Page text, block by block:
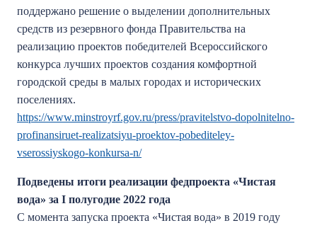
поддержано решение о выделении дополнительных
средств из резервного фонда Правительства на
реализацию проектов победителей Всероссийского
конкурса лучших проектов создания комфортной
городской среды в малых городах и исторических
поселениях.
https://www.minstroyrf.gov.ru/press/pravitelstvo-dopolnitelno-
profinansiruet-realizatsiyu-proektov-pobediteley-
vserossiyskogo-konkursa-n/
Подведены итоги реализации федпроекта «Чистая
вода» за I полугодие 2022 года
С момента запуска проекта «Чистая вода» в 2019 году